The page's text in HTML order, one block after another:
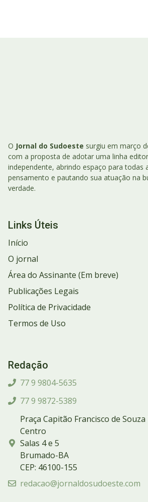
O Jornal do Sudoeste surgiu em março
com a proposta de adotar uma linha
independente, abrindo espaço para todas
pensamento e pautando sua atuação na
verdade.
Links Úteis
Início
O jornal
Área do Assinante (Em breve)
Publicações Legais
Política de Privacidade
Termos de Uso
Redação
77 9 9804-5635
77 9 9872-5389
Praça Capitão Francisco de Souza
Centro
Salas 4 e 5
Brumado-BA
CEP: 46100-155
redacao@jornaldosudoeste.com